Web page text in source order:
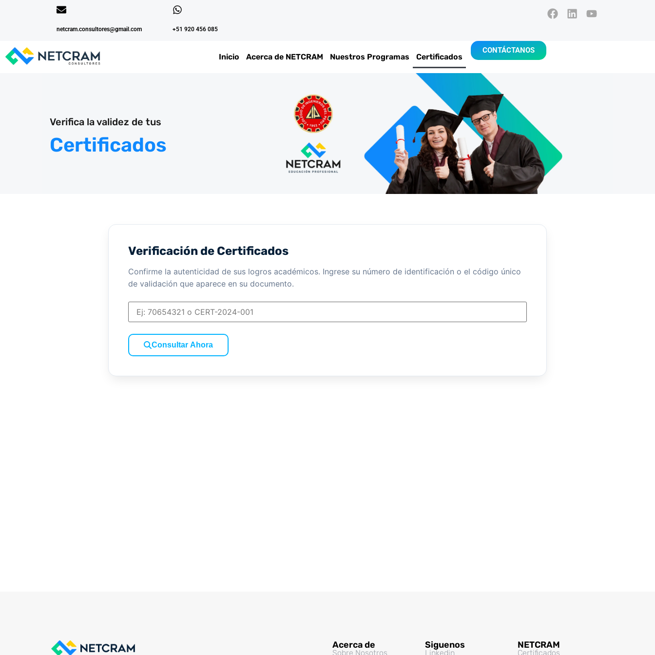
+51 920 456 085
netcram.consultores@gmail.com
Inicio Acerca de NETCRAM Nuestros Programas Certificados
CONTÁCTANOS
Verifica la validez de tus
Certificados
Verificación de Certificados
Confirme la autenticidad de sus logros académicos. Ingrese su número de identificación o el código único
de validación que aparece en su documento.
Consultar Ahora
Acerca de
Sobre Nosotros
Siguenos
Linkedin
NETCRAM
Certificados